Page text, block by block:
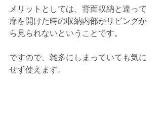
メリットとしては、背面収納と違って
扉を開けた時の収納内部がリビングか
ら見られないということです。
ですので、雑多にしまっていても気に
せず使えます。